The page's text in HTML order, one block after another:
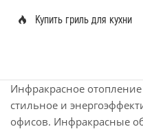
Купить гриль для кухни
Инфракрасное
стильное и
офисов. Инфракрасные